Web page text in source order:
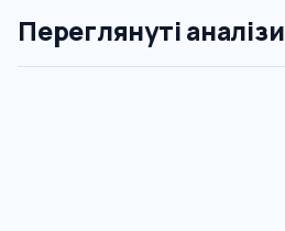
Переглянуті аналізи